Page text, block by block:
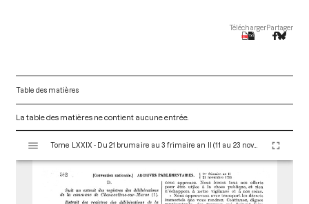
TéléchargerPartager
Table des matières
La table des matières ne contient aucune entrée.
s
Tome LXXIX - Du 21 brumaire au 3 frimaire an II (11 au 23 novembre 1793)